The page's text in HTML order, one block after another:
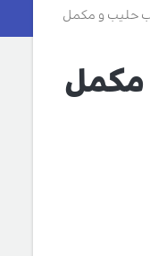
حليب و مكمل
مكمل